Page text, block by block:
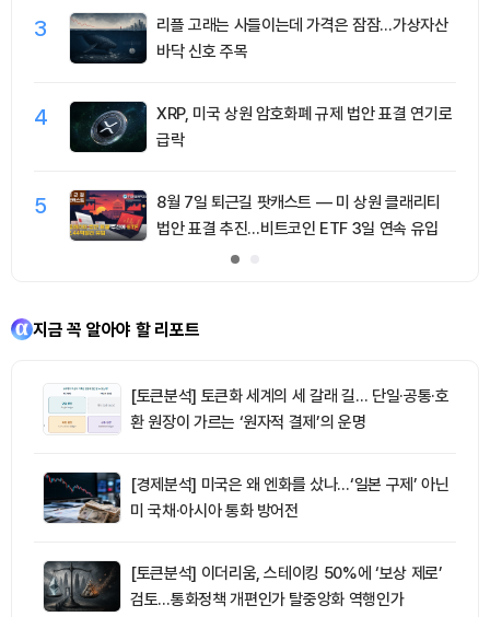
3
리플 고래는 사들이는데 가격은 잠잠…가상자산
바닥 신호 주목
4
XRP, 미국 상원 암호화폐 규제 법안 표결 연기로
급락
5
8월 7일 퇴근길 팟캐스트 — 미 상원 클래리티
법안 표결 추진…비트코인 ETF 3일 연속 유입
지금 꼭 알아야 할 리포트
[토큰분석] 토큰화 세계의 세 갈래 길… 단일·공통·호
환 원장이 가르는 ‘원자적 결제’의 운명
[경제분석] 미국은 왜 엔화를 샀나…‘일본 구제’ 아닌
미 국채·아시아 통화 방어전
[토큰분석] 이더리움, 스테이킹 50%에 ‘보상 제로’
검토…통화정책 개편인가 탈중앙화 역행인가